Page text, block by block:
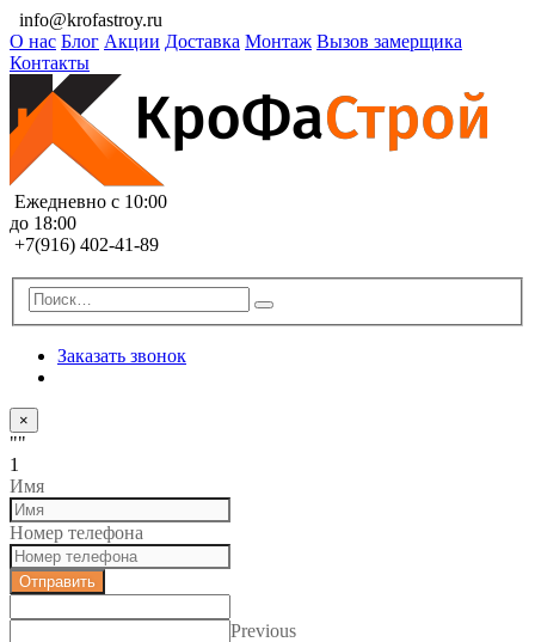
info@krofastroy.ru
О нас Блог Акции Доставка Монтаж Вызов замерщика
Контакты
Ежедневно с 10:00
до 18:00
+7(916) 402-41-89
Заказать звонок
×
""
1
Имя
Номер телефона
Отправить
Previous